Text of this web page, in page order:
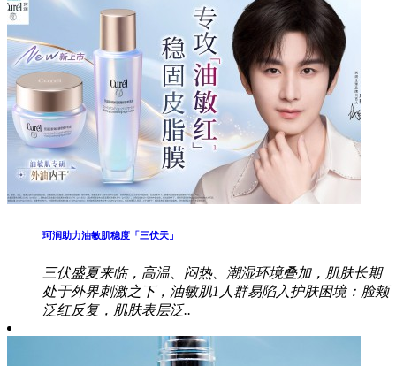
珂润助力油敏肌稳度「三伏天」
三伏盛夏来临，高温、闷热、潮湿环境叠加，肌肤长期
处于外界刺激之下，油敏肌1人群易陷入护肤困境：脸颊
泛红反复，肌肤表层泛..